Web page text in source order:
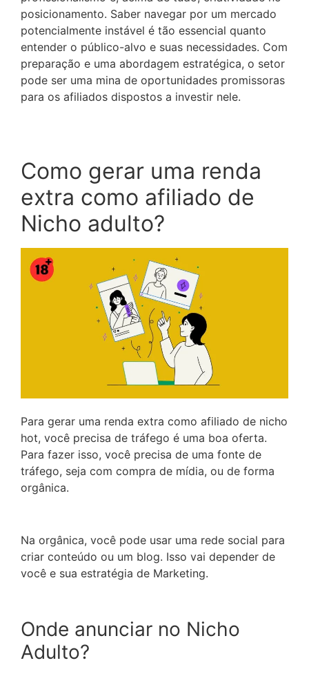
posicionamento. Saber navegar por um mercado
potencialmente instável é tão essencial quanto
entender o público-alvo e suas necessidades. Com
preparação e uma abordagem estratégica, o setor
pode ser uma mina de oportunidades promissoras
para os afiliados dispostos a investir nele.
Como gerar uma renda
extra como afiliado de
Nicho adulto?
Para gerar uma renda extra como afiliado de nicho
hot, você precisa de tráfego é uma boa oferta.
Para fazer isso, você precisa de uma fonte de
tráfego, seja com compra de mídia, ou de forma
orgânica.
Na orgânica, você pode usar uma rede social para
criar conteúdo ou um blog. Isso vai depender de
você e sua estratégia de Marketing.
Onde anunciar no Nicho
Adulto?